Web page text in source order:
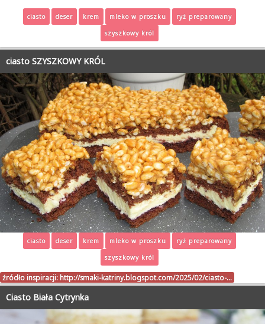
ciasto deser krem mleko w proszku
ryż preparowany
szyszkowy król
ciasto SZYSZKOWY KRÓL
ciasto deser krem mleko w proszku
ryż preparowany
szyszkowy król
źródło inspiracji: http://smaki-katriny.blogspot.com/2025/02/ciasto-…
Ciasto Biała Cytrynka